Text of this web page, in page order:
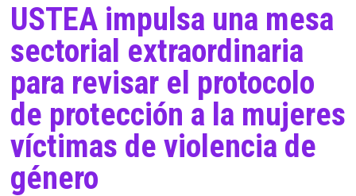
USTEA impulsa una mesa
sectorial extraordinaria
para revisar el protocolo
de protección a la mujeres
víctimas de violencia de
género